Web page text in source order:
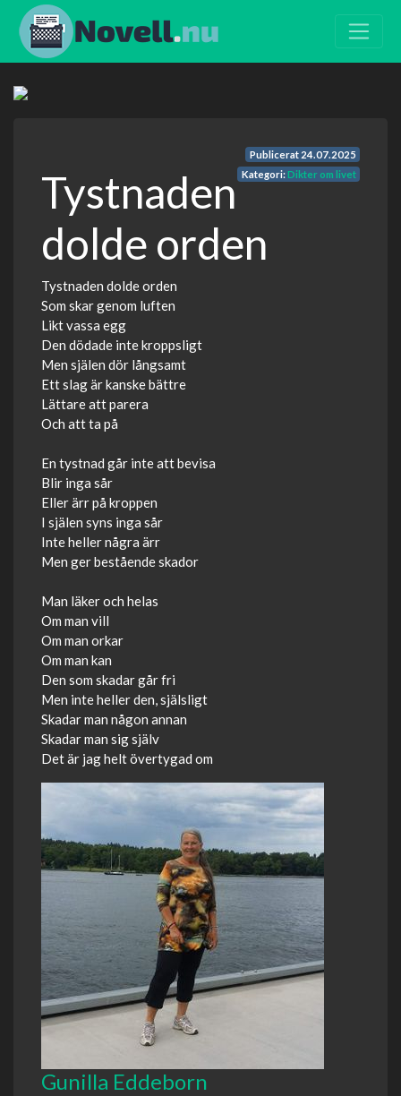
Publicerat 24.07.2025
Kategori:Dikter om livet
Tystnaden
dolde orden
Tystnaden dolde orden
Som skar genom luften
Likt vassa egg
Den dödade inte kroppsligt
Men själen dör långsamt
Ett slag är kanske bättre
Lättare att parera
Och att ta på
En tystnad går inte att bevisa
Blir inga sår
Eller ärr på kroppen
I själen syns inga sår
Inte heller några ärr
Men ger bestående skador
Man läker och helas
Om man vill
Om man orkar
Om man kan
Den som skadar går fri
Men inte heller den, själsligt
Skadar man någon annan
Skadar man sig själv
Det är jag helt övertygad om
Gunilla Eddeborn